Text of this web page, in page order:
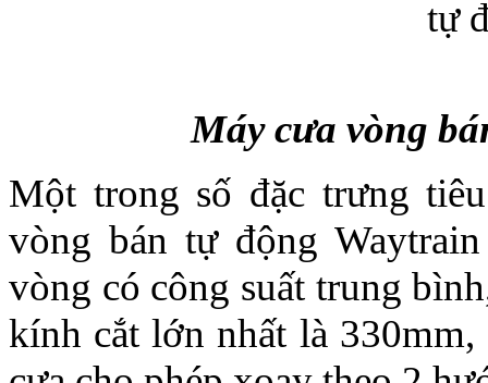
Máy cưa vòng
Một trong số đặc trưng
vòng bán tự động
vòng có công suất trung
kính cắt lớn nhất là